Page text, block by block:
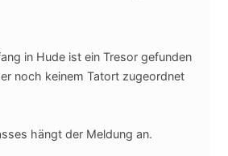
in Hude ist ein Tresor gefunden
noch keinem Tatort zugeordnet
hängt der Meldung an.